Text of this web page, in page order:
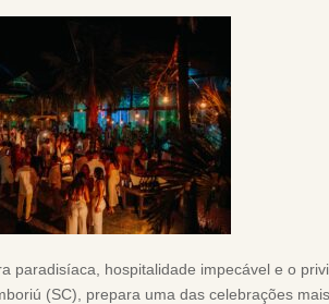
paradisíaca, hospitalidade impecável e o
(SC), prepara uma das celebrações